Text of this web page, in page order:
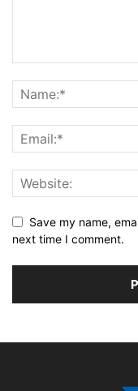
Save my name,
next time I comment.